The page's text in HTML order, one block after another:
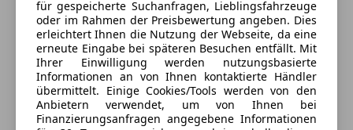
Sportpaket
für gespeicherte Suchanfragen, Lieblingsfahrzeuge
oder im Rahmen der Preisbewertung angeben. Dies
erleichtert Ihnen die Nutzung der Webseite, da eine
erneute Eingabe bei späteren Besuchen entfällt. Mit
Ihrer Einwilligung werden nutzungsbasierte
Informationen an von Ihnen kontaktierte Händler
übermittelt. Einige Cookies/Tools werden von den
Anbietern verwendet, um von Ihnen bei
Finanzierungsanfragen angegebene Informationen